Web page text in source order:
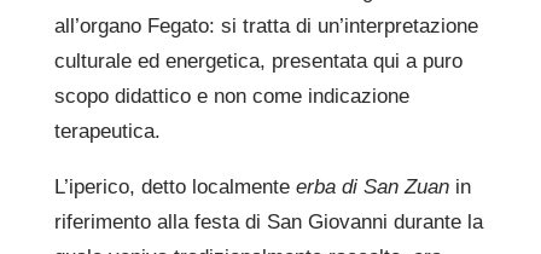
all’organo Fegato: si tratta di un’interpretazione
culturale ed energetica, presentata qui a puro
scopo didattico e non come indicazione
terapeutica.
L’iperico, detto localmente erba di San Zuan in
riferimento alla festa di San Giovanni durante la